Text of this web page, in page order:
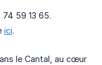
59 13 65.
ici.
le Cantal, au cœur